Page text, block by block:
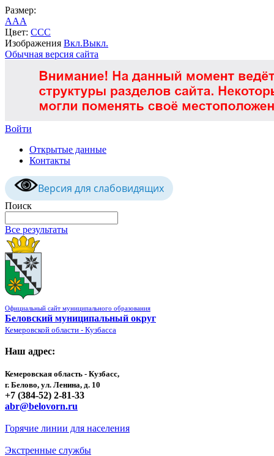
Размер:
AAA
Цвет: CCC
Изображения Вкл.Выкл.
Обычная версия сайта
Войти
Открытые данные
Контакты
Версия для слабовидящих
Поиск
Все результаты
Официальный сайт муниципального образования
Беловский муниципальный округ
Кемеровской области - Кузбасса
Наш адрес:
Кемеровская область - Кузбасс,
г. Белово, ул. Ленина, д. 10
+7 (384-52) 2-81-33
abr@belovorn.ru
Горячие линии для населения
Экстренные службы